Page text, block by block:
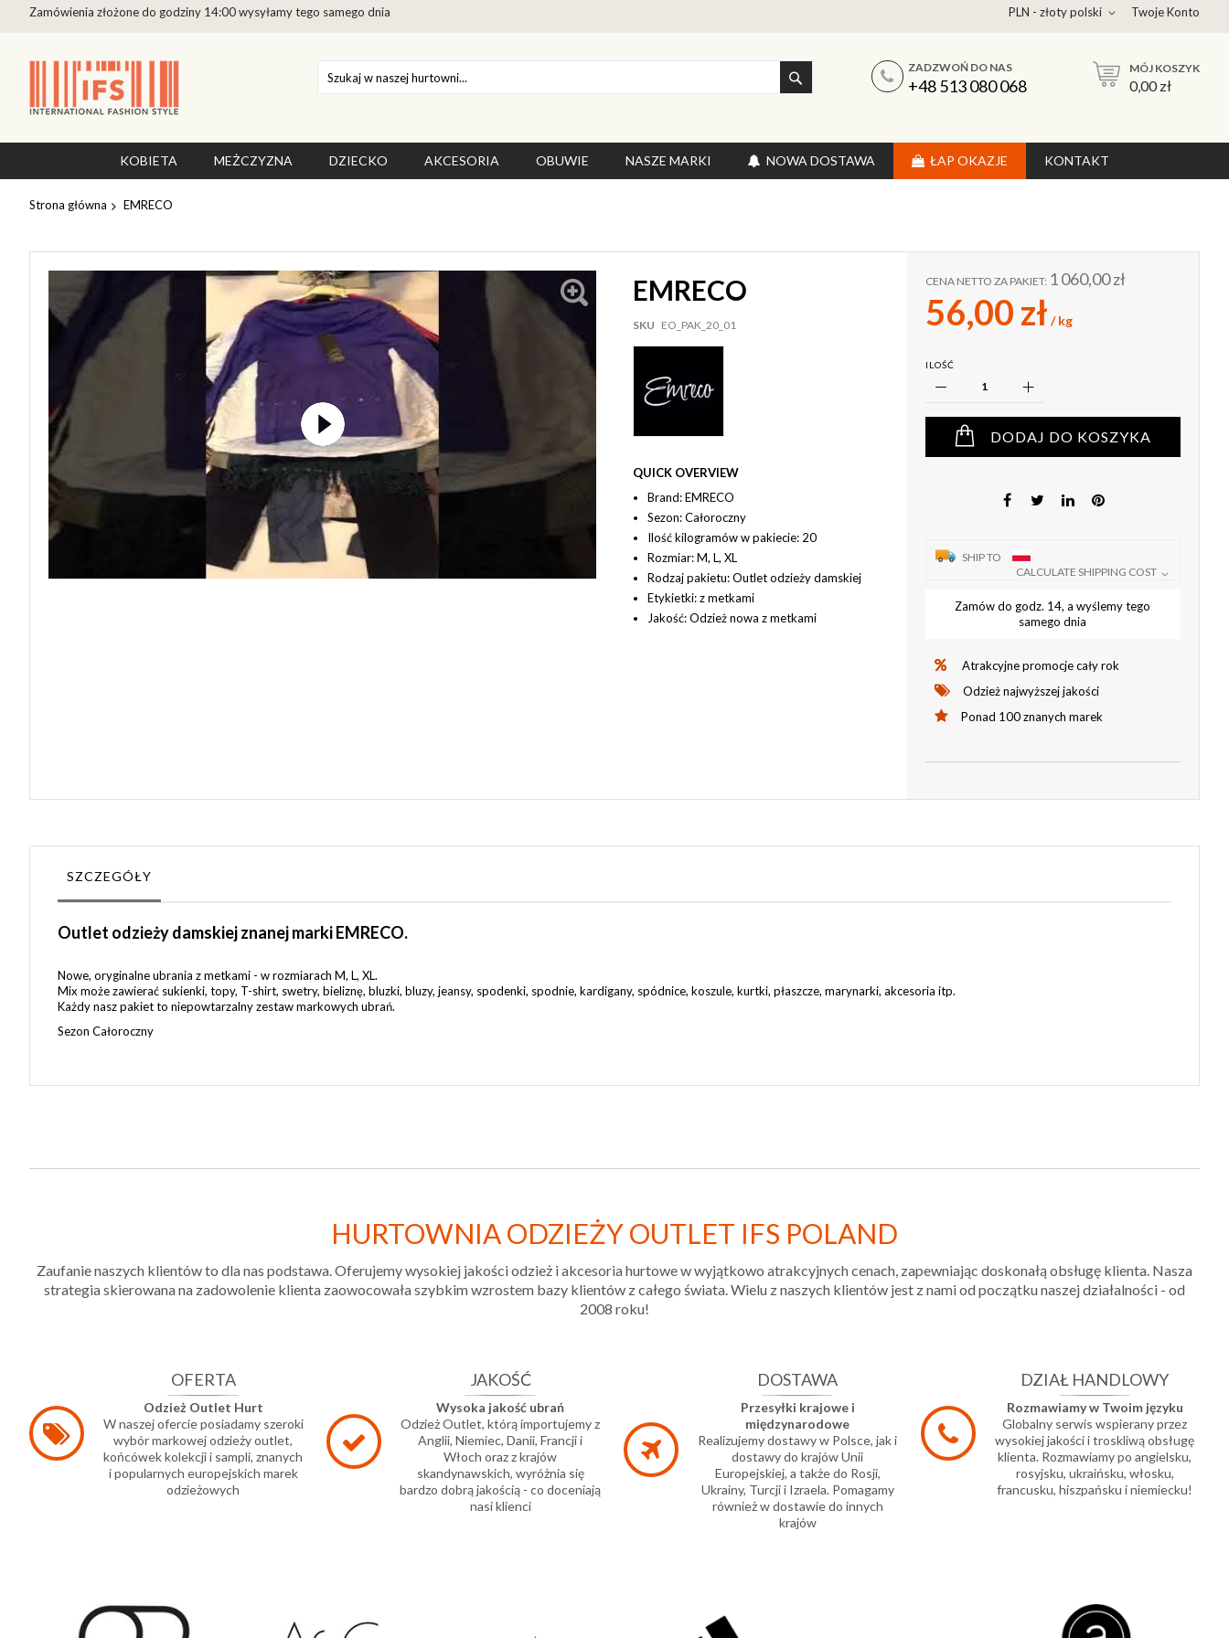
Zamówienia złożone do godziny 14:00 wysyłamy tego samego dnia Twoje Konto
PLN - złoty polski
ZADZWOŃ DO NAS
+48 513 080 068
MÓJ KOSZYK
0,00 zł
KOBIETA MEŻCZYZNA DZIECKO AKCESORIA OBUWIE NASZE MARKI NOWA DOSTAWA ŁAP OKAZJE KONTAKT
Strona główna EMRECO
EMRECO
SKU EO_PAK_20_01
QUICK OVERVIEW
Brand: EMRECO
Sezon: Całoroczny
Ilość kilogramów w pakiecie: 20
Rozmiar: M, L, XL
Rodzaj pakietu: Outlet odzieży damskiej
Etykietki: z metkami
Jakość: Odzież nowa z metkami
CENA NETTO ZA PAKIET: 1 060,00 zł
56,00 zł / kg
ILOŚĆ
DODAJ DO KOSZYKA
SHIP TO
CALCULATE SHIPPING COST
Zamów do godz. 14, a wyślemy tego
samego dnia
Atrakcyjne promocje cały rok
Odzież najwyższej jakości
Ponad 100 znanych marek
SZCZEGÓŁY
Outlet odzieży damskiej znanej marki EMRECO.
Nowe, oryginalne ubrania z metkami - w rozmiarach M, L, XL.
Mix może zawierać sukienki, topy, T-shirt, swetry, bieliznę, bluzki, bluzy, jeansy, spodenki, spodnie, kardigany, spódnice, koszule, kurtki, płaszcze, marynarki, akcesoria itp.
Każdy nasz pakiet to niepowtarzalny zestaw markowych ubrań.
Sezon Całoroczny
HURTOWNIA ODZIEŻY OUTLET IFS POLAND
Zaufanie naszych klientów to dla nas podstawa. Oferujemy wysokiej jakości odzież i akcesoria hurtowe w wyjątkowo atrakcyjnych cenach, zapewniając doskonałą obsługę klienta. Nasza
strategia skierowana na zadowolenie klienta zaowocowała szybkim wzrostem bazy klientów z całego świata. Wielu z naszych klientów jest z nami od początku naszej działalności - od
2008 roku!
OFERTA
Odzież Outlet Hurt
W naszej ofercie posiadamy szeroki
wybór markowej odzieży outlet,
końcówek kolekcji i sampli, znanych
i popularnych europejskich marek
odzieżowych
JAKOŚĆ
Wysoka jakość ubrań
Odzież Outlet, którą importujemy z
Anglii, Niemiec, Danii, Francji i
Włoch oraz z krajów
skandynawskich, wyróżnia się
bardzo dobrą jakością - co doceniają
nasi klienci
DOSTAWA
Przesyłki krajowe i
międzynarodowe
Realizujemy dostawy w Polsce, jak i
dostawy do krajów Unii
Europejskiej, a także do Rosji,
Ukrainy, Turcji i Izraela. Pomagamy
również w dostawie do innych
krajów
DZIAŁ HANDLOWY
Rozmawiamy w Twoim języku
Globalny serwis wspierany przez
wysokiej jakości i troskliwą obsługę
klienta. Rozmawiamy po angielsku,
rosyjsku, ukraińsku, włosku,
francusku, hiszpańsku i niemiecku!